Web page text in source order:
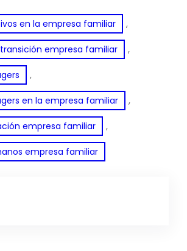
en la empresa familiar ,
empresa familiar ,
,
en la empresa familiar ,
empresa familiar ,
empresa familiar